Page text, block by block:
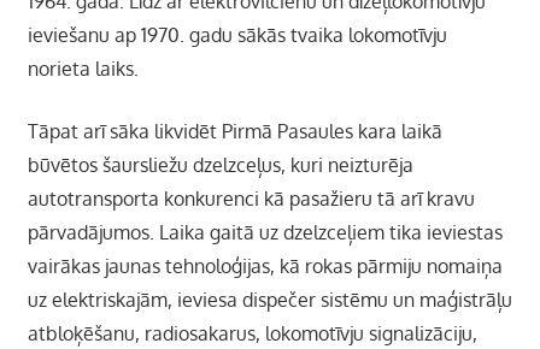
ieviešanu ap 1970. gadu sākās tvaika lokomotīvju
norieta laiks.
Tāpat arī sāka likvidēt Pirmā Pasaules kara laikā
būvētos šaursliežu dzelzceļus, kuri neizturēja
autotransporta konkurenci kā pasažieru tā arī kravu
pārvadājumos. Laika gaitā uz dzelzceļiem tika ieviestas
vairākas jaunas tehnoloģijas, kā rokas pārmiju nomaiņa
uz elektriskajām, ieviesa dispečer sistēmu un maģistrāļu
atbloķēšanu, radiosakarus, lokomotīvju signalizāciju,